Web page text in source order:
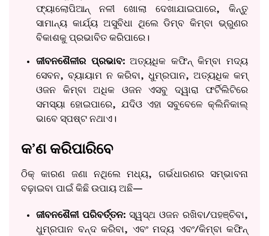
ଫ୍ୟାଲୋପିଆନ୍ ନଳୀ ଖୋଲା ଦେଖାଯାଇପାରେ, କିନ୍ତୁ
ସାମାନ୍ୟ କାର୍ଯ୍ୟ ଅସୁବିଧା ଥିଲେ ଡିମ୍ବ କିମ୍ବା ଭ୍ରୁଣର
ବିକାଶକୁ ପ୍ରଭାବିତ କରିପାରେ।
ଜୀବନଶୈଳୀର ପ୍ରଭାବ:ଅତ୍ୟଧିକ କଫିନ୍ କିମ୍ବା ମଦ୍ୟ
ସେବନ, ବ୍ୟାୟାମ ନ କରିବା, ଧୁମ୍ରପାନ, ଅତ୍ୟଧିକ କମ୍
ଓଜନ କିମ୍ବା ଅଧିକ ଓଜନ ଏସବୁ ଦ୍ୱାରା ଫର୍ଟିଲିଟିରେ
ସମସ୍ୟା ହୋଇପାରେ, ଯଦିଓ ଏହା ସବୁବେଳେ କ୍ଲିନିକାଲ୍
ଭାବେ ସ୍ପଷ୍ଟ ନଥାଏ।
କ’ଣ କରିପାରିବେ
ଠିକ୍ କାରଣ ଜଣା ନଥିଲେ ମଧ୍ୟ, ଗର୍ଭଧାରଣର ସମ୍ଭାବନା
ବଢ଼ାଇବା ପାଇଁ କିଛି ଉପାୟ ଅଛି—
ଜୀବନଶୈଳୀ ପରିବର୍ତ୍ତନ: ସ୍ୱସ୍ଥ ଓଜନ ରଖିବା/ପହଞ୍ଚିବା,
ଧୁମ୍ରପାନ ବନ୍ଦ କରିବା, ଏବଂ ମଦ୍ୟ ଏବଂ/କିମ୍ବା କଫିନ୍